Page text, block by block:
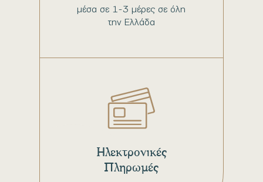
μέσα σε 1-3 μέρες σε όλη
την Ελλάδα
Ηλεκτρονικές
Πληρωμές